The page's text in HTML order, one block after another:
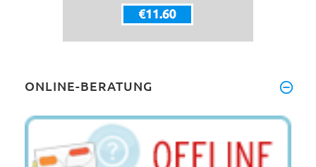
ONLINE-BERATUNG